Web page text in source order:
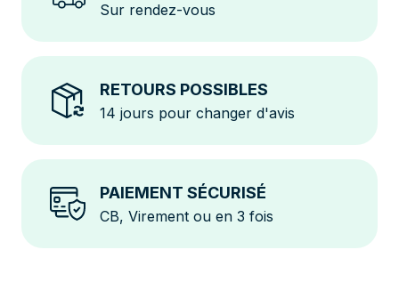
Sur rendez-vous
RETOURS POSSIBLES
14 jours pour changer d'avis
PAIEMENT SÉCURISÉ
CB, Virement ou en 3 fois